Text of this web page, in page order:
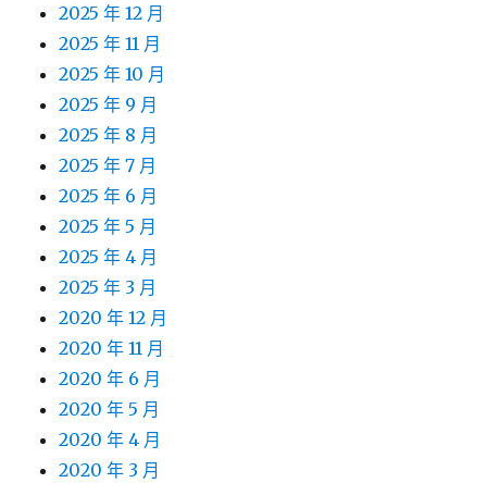
2025 年 12 月
2025 年 11 月
2025 年 10 月
2025 年 9 月
2025 年 8 月
2025 年 7 月
2025 年 6 月
2025 年 5 月
2025 年 4 月
2025 年 3 月
2020 年 12 月
2020 年 11 月
2020 年 6 月
2020 年 5 月
2020 年 4 月
2020 年 3 月